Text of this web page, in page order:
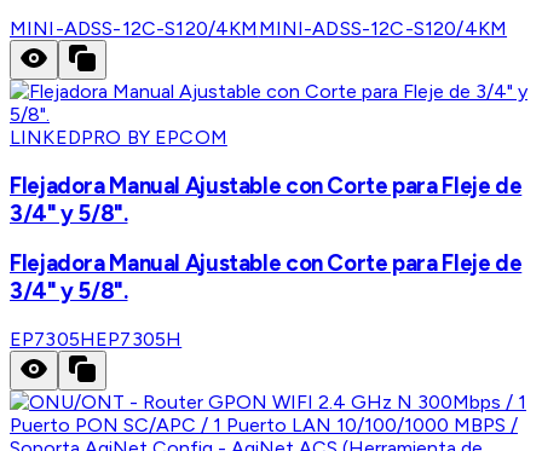
MINI-ADSS-12C-S120/4KM MINI-ADSS-12C-S120/4KM
LINKEDPRO BY EPCOM
Flejadora Manual Ajustable con Corte para Fleje de
3/4" y 5/8".
Flejadora Manual Ajustable con Corte para Fleje de
3/4" y 5/8".
EP7305HEP7305H